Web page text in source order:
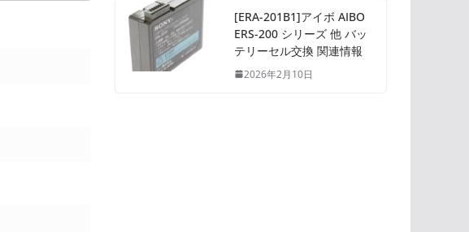
[ERA-201B1]アイボ AIBO
ERS-200 シリーズ 他 バッ
テリーセル交換 関連情報
2026年2月10日